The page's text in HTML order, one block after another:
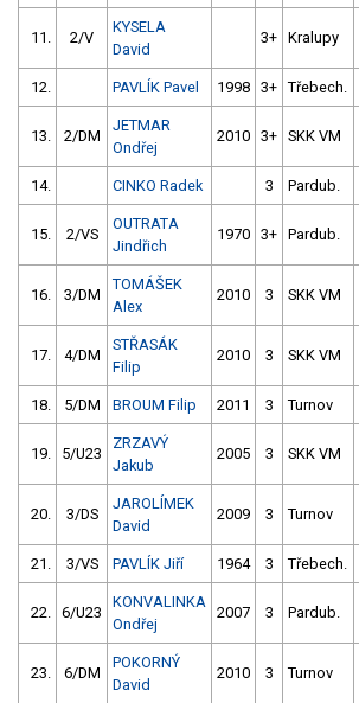
11. 2/V
KYSELA
David
3+ Kralupy
12. PAVLÍK Pavel 1998 3+ Třebech.
13. 2/DM
JETMAR
Ondřej
2010 3+ SKK VM
14. CINKO Radek 3 Pardub.
15. 2/VS
OUTRATA
Jindřich
1970 3+ Pardub.
16. 3/DM
TOMÁŠEK
Alex
2010 3 SKK VM
17. 4/DM
STŘASÁK
Filip
2010 3 SKK VM
18. 5/DM BROUM Filip 2011 3 Turnov
19. 5/U23
ZRZAVÝ
Jakub
2005 3 SKK VM
20. 3/DS
JAROLÍMEK
David
2009 3 Turnov
21. 3/VS PAVLÍK Jiří 1964 3 Třebech.
22. 6/U23
KONVALINKA
Ondřej
2007 3 Pardub.
23. 6/DM
POKORNÝ
David
2010 3 Turnov